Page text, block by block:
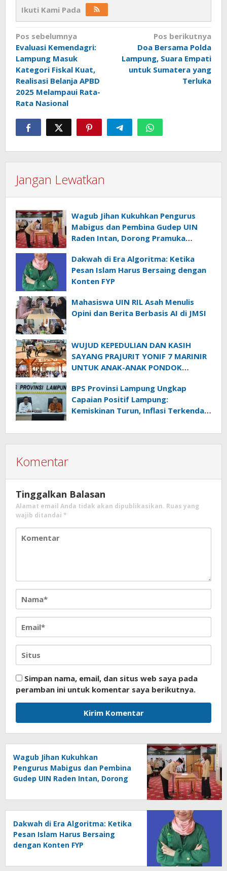
Ikuti Kami Pada
Navigasi
pos
Pos sebelumnya
Evaluasi Kemendagri:
Lampung Masuk
Kategori Fiskal Kuat,
Realisasi Belanja APBD
2025 Melampaui Rata-
Rata Nasional
Pos berikutnya
Doa Bersama Polda
Lampung, Suara Empati
untuk Sumatera yang
Terluka
Jangan Lewatkan
Wagub Jihan Kukuhkan Pengurus
Mabigus dan Pembina Gudep UIN
Raden Intan, Dorong Pramuka
Dakwah di Era Algoritma: Ketika
Pesan Islam Harus Bersaing dengan
Konten FYP
Mahasiswa UIN RIL Asah Menulis
Opini dan Berita Berbasis AI di JMSI
WUJUD KEPEDULIAN DAN KASIH
SAYANG PRAJURIT YONIF 7 MARINIR
UNTUK ANAK-ANAK PONDOK
BPS Provinsi Lampung Ungkap
Capaian Positif Lampung:
Kemiskinan Turun, Inflasi Terkendali,
Komentar
Tinggalkan Balasan
Alamat email Anda tidak akan dipublikasikan. Ruas yang
wajib ditandai *
Simpan nama, email, dan situs web saya pada
peramban ini untuk komentar saya berikutnya.
Wagub Jihan Kukuhkan
Pengurus Mabigus dan Pembina
Gudep UIN Raden Intan, Dorong
Generasi Muda
Dakwah di Era Algoritma: Ketika
Pesan Islam Harus Bersaing
dengan Konten FYP